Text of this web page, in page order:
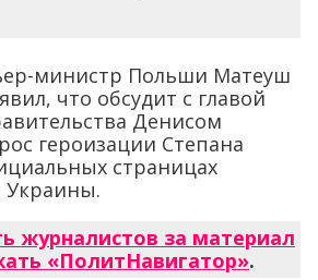
министр Польши Матеуш
что обсудит с главой
Денисом
героизации Степана
страницах
Украины.
журналистов за материал
«ПолитНавигатор».